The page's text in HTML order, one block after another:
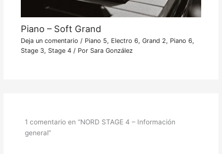
Piano – Soft Grand
Deja un comentario / Piano 5, Electro 6, Grand 2, Piano 6,
Stage 3, Stage 4/ Por Sara González
1 comentario en “NORD STAGE 4 – Información
general”